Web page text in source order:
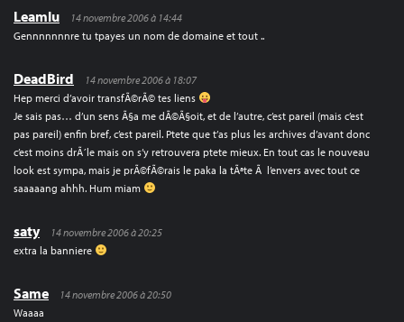
Leamlu
14 novembre 2006 à 14:44
Gennnnnnnre tu tpayes un nom de domaine et tout ..
DeadBird
14 novembre 2006 à 18:07
Hep merci d’avoir transfÃ©rÃ© tes liens
Je sais pas… d’un sens Ã§a me dÃ©Ã§oit, et de l’autre, c’est pareil (mais c’est
pas pareil) enfin bref, c’est pareil. Ptete que t’as plus les archives d’avant donc
c’est moins drÃ´le mais on s’y retrouvera ptete mieux. En tout cas le nouveau
look est sympa, mais je prÃ©fÃ©rais le paka la tÃªte Ã l’envers avec tout ce
saaaaang ahhh. Hum miam
saty
14 novembre 2006 à 20:25
extra la banniere
Same
14 novembre 2006 à 20:50
Waaaa